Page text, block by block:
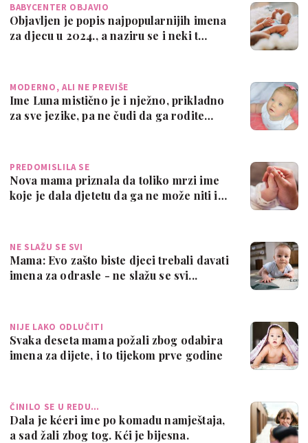
BABYCENTER OBJAVIO
Objavljen je popis najpopularnijih imena
za djecu u 2024., a naziru se i neki t…
MODERNO, ALI NE PREVIŠE
Ime Luna mistično je i nježno, prikladno
za sve jezike, pa ne čudi da ga rodite…
PREDOMISLILA SE
Nova mama priznala da toliko mrzi ime
koje je dala djetetu da ga ne može niti i…
NE SLAŽU SE SVI
Mama: Evo zašto biste djeci trebali davati
imena za odrasle - ne slažu se svi...
NIJE LAKO ODLUČITI
Svaka deseta mama požali zbog odabira
imena za dijete, i to tijekom prve godine
ČINILO SE U REDU…
Dala je kćeri ime po komadu namještaja,
a sad žali zbog tog. Kći je bijesna.